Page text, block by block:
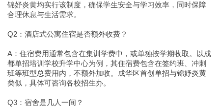
锦妤炎黄均实行该制度，确保学生安全与学习效率，同时保障
合理休息与生活需求。
Q2：酒店式公寓住宿是否额外收费？
A：住宿费用通常包含在集训学费中，或单独按学期收取。以成
都单招培训学校升学中心为例，其住宿费包含在签约班、冲刺
班等班型总费用内，不额外加收。成华区首创单招与锦妤炎黄
类似，具体可咨询各校招生办。
Q3：宿舍是几人一间？